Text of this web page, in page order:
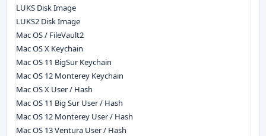
LUKS Disk Image
LUKS2 Disk Image
Mac OS / FileVault2
Mac OS X Keychain
Mac OS 11 BigSur Keychain
Mac OS 12 Monterey Keychain
Mac OS X User / Hash
Mac OS 11 Big Sur User / Hash
Mac OS 12 Monterey User / Hash
Mac OS 13 Ventura User / Hash